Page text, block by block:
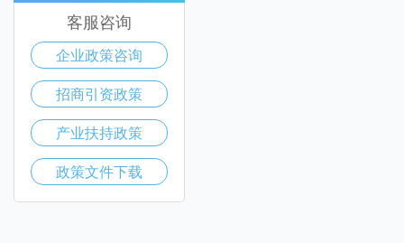
客服咨询
企业政策咨询
招商引资政策
产业扶持政策
政策文件下载